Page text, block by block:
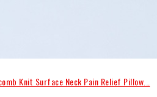
Knit Surface Neck Pain Relief Pillow...